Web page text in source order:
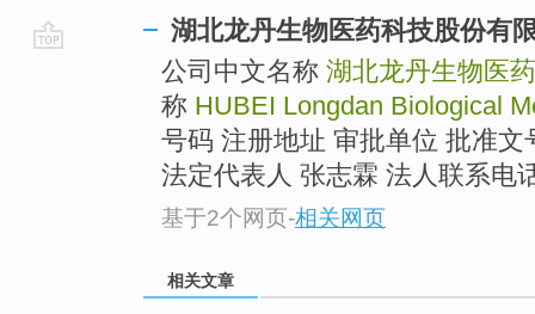
湖北龙丹生物医药科技股份有
公司中文名称 湖北龙丹生物医
称 HUBEI Longdan Biological
号码 注册地址 审批单位 批准
法定代表人 张志霖 法人联系电
基于2个网页-相关网页
相关文章